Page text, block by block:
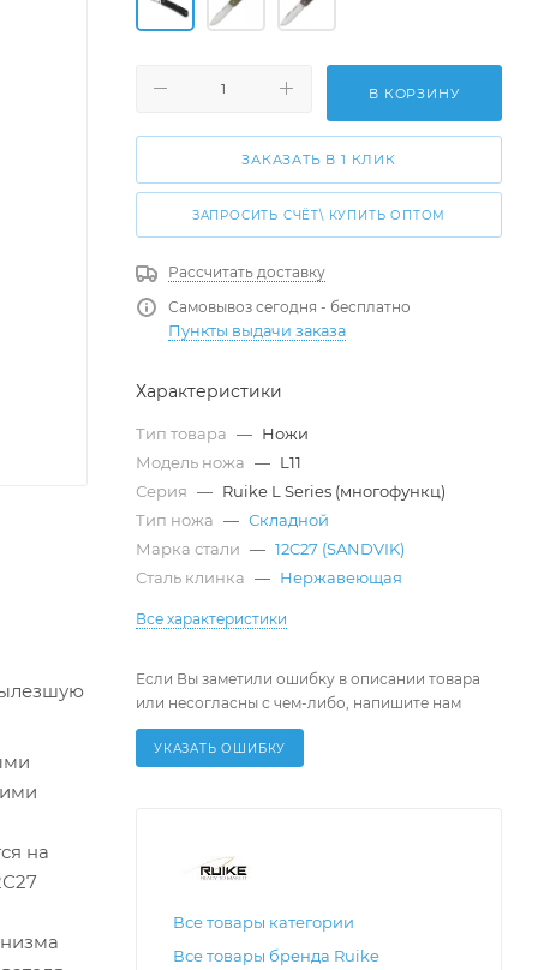
на
В КОРЗИНУ
ЗАКАЗАТЬ В 1 КЛИК
ЗАПРОСИТЬ СЧЁТ\ КУПИТЬ ОПТОМ
Рассчитать доставку
Самовывоз сегодня - бесплатно
Пункты выдачи заказа
Характеристики
Тип товара — Ножи
Модель ножа — L11
Серия — Ruike L Series (многофункц)
Тип ножа — Складной
Марка стали — 12C27 (SANDVIK)
Сталь клинка — Нержавеющая
Все характеристики
Если Вы заметили ошибку в описании товара
или несогласны с чем-либо, напишите нам
УКАЗАТЬ ОШИБКУ
Все товары категории
Все товары бренда Ruike